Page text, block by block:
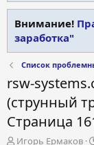
Внимание!
заработка"
Список
rsw-
(струнный
Страница
А
Игорь Ермаков